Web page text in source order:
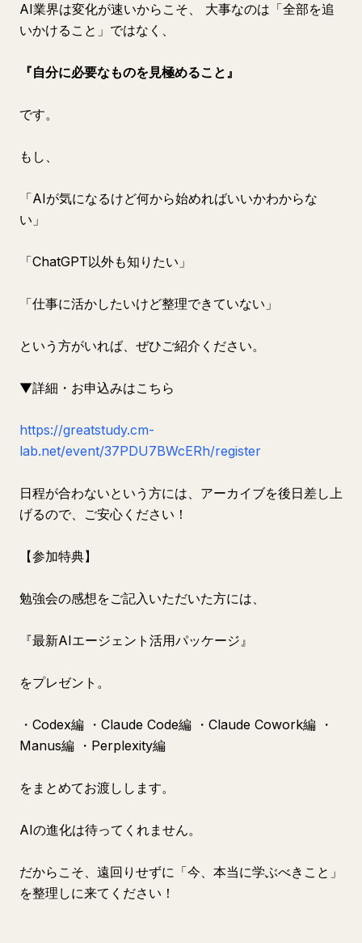
AI業界は変化が速いからこそ、 大事なのは「全部を追
いかけること」ではなく、
『自分に必要なものを見極めること』
です。
もし、
「AIが気になるけど何から始めればいいかわからな
い」
「ChatGPT以外も知りたい」
「仕事に活かしたいけど整理できていない」
という方がいれば、ぜひご紹介ください。
▼詳細・お申込みはこちら
https://greatstudy.cm-
lab.net/event/37PDU7BWcERh/register
日程が合わないという方には、アーカイブを後日差し上
げるので、ご安心ください！
【参加特典】
勉強会の感想をご記入いただいた方には、
『最新AIエージェント活用パッケージ』
をプレゼント。
・Codex編 ・Claude Code編 ・Claude Cowork編 ・
Manus編 ・Perplexity編
をまとめてお渡しします。
AIの進化は待ってくれません。
だからこそ、遠回りせずに「今、本当に学ぶべきこと」
を整理しに来てください！